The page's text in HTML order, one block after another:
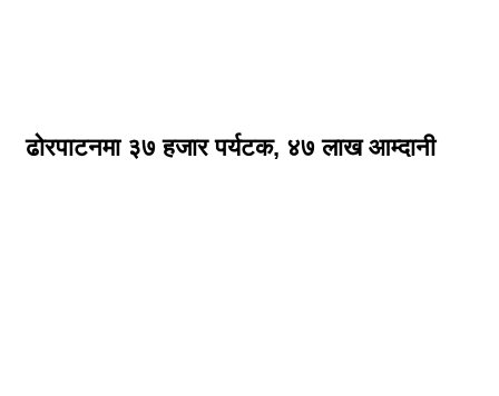
ढोरपाटनमा ३७ हजार पर्यटक, ४७ लाख आम्दानी